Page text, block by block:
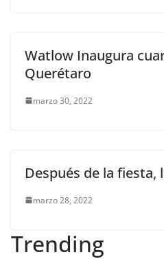
Watlow Inaugura
Querétaro
marzo 30, 2022
Después de la fiesta,
marzo 28, 2022
Trending